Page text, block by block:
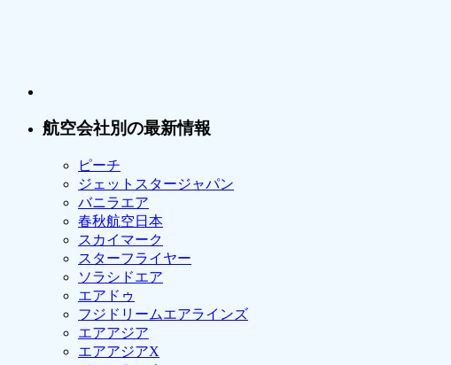
航空会社別の最新情報
ピーチ
ジェットスタージャパン
バニラエア
春秋航空日本
スカイマーク
スターフライヤー
ソラシドエア
エアドゥ
フジドリームエアラインズ
エアアジア
エアアジアX